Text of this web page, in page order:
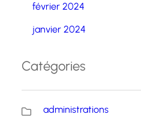
février 2024
janvier 2024
Catégories
administrations